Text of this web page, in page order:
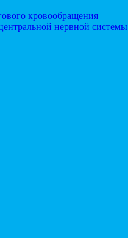
кровообращения
нервной системы